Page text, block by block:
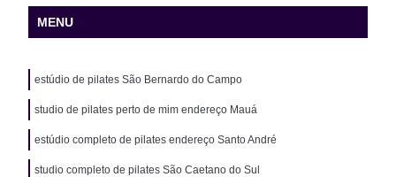
MENU
estúdio de pilates São Bernardo do Campo
studio de pilates perto de mim endereço Mauá
estúdio completo de pilates endereço Santo André
studio completo de pilates São Caetano do Sul